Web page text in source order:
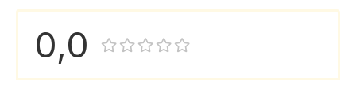
0,0